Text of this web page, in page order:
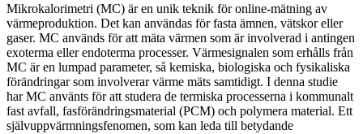
Mikrokalorimetri (MC) är en unik teknik för online-mätning av
värmeproduktion. Det kan användas för fasta ämnen, vätskor eller
gaser. MC används för att mäta värmen som är involverad i antingen
exoterma eller endoterma processer. Värmesignalen som erhålls från
MC är en lumpad parameter, så kemiska, biologiska och fysikaliska
förändringar som involverar värme mäts samtidigt. I denna studie
har MC använts för att studera de termiska processerna i kommunalt
fast avfall, fasförändringsmaterial (PCM) och polymera material. Ett
självuppvärmningsfenomen, som kan leda till betydande